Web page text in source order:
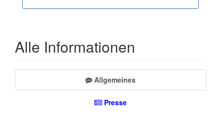
Alle Informationen
Allgemeines
Presse